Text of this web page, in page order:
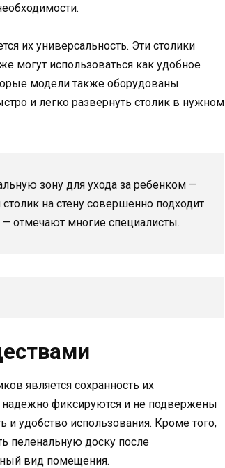
их универсальность. Эти столики
могут использоваться как удобное
модели также оборудованы
и легко развернуть столик в нужном
зону для ухода за ребенком —
на стену совершенно подходит
отмечают многие специалисты.
является сохранность их
надежно фиксируются и не подвержены
и удобство использования. Кроме того,
пеленальную доску после
вид помещения.